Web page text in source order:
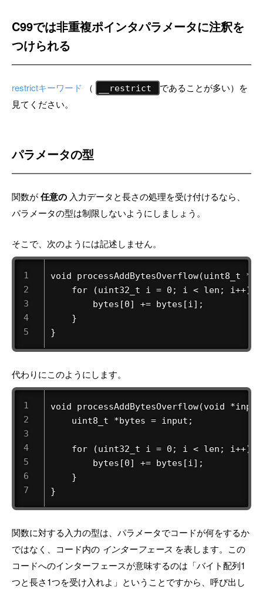
C99では非重複ポインタパラメータに注釈を
つけられる
restrictキーワード （ __restrict
であることが多い）を
見てください。
パラメータの型
関数が任意の 入力データと長さの処理を受け付けるなら、
パラメータの型は制限しないようにしましょう。
そこで、次のようには記述しません。
void processAddBytesOverflow(uint8_t
    for (uint32_t i = 0; i < len; i++) {
        bytes[0] += bytes[i];
    }
}
代わりにこのようにします。
void processAddBytesOverflow(void
    uint8_t *bytes = input;
    for (uint32_t i = 0; i < len; i++) {
        bytes[0] += bytes[i];
    }
}
関数に対する入力の型は、パラメータでコードが何をするか
ではなく、コード内の インターフェース を表します。この
コードへのインターフェースが意味するのは「バイト配列1
つと長さ1つを受け入れよ」ということですから、呼び出し